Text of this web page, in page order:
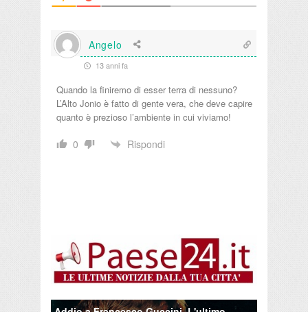
Angelo
13 anni fa
Quando la finiremo di esser terra di nessuno?
L’Alto Jonio è fatto di gente vera, che deve capire
quanto è prezioso l’ambiente in cui viviamo!
0 Rispondi